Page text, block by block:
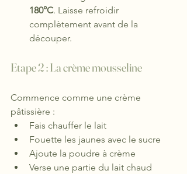
180°C. Laisse refroidir
complètement avant de la
découper.
Etape 2 : La crème mousseline
Commence comme une crème
pâtissière :
Fais chauffer le lait
Fouette les jaunes avec le sucre
Ajoute la poudre à crème
Verse une partie du lait chaud